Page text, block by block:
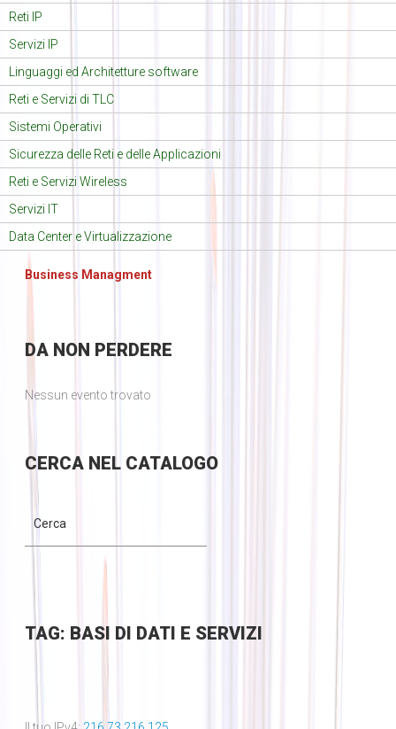
Reti IP
Servizi IP
Linguaggi ed Architetture software
Reti e Servizi di TLC
Sistemi Operativi
Sicurezza delle Reti e delle Applicazioni
Reti e Servizi Wireless
Servizi IT
Data Center e Virtualizzazione
Business Managment
DANON PERDERE
Nessun evento trovato
CERCANEL CATALOGO
TAG: BASI DI DATI E SERVIZI